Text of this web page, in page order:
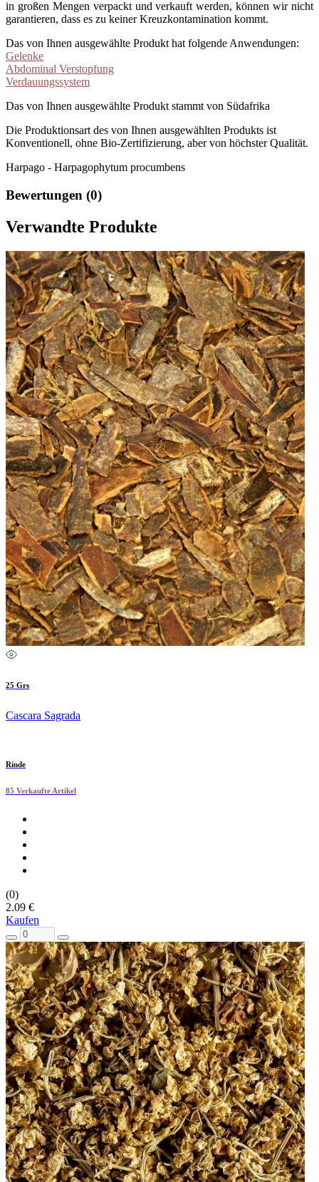
in großen Mengen verpackt und verkauft werden, können wir nicht
garantieren, dass es zu keiner Kreuzkontamination kommt.
Das von Ihnen ausgewählte Produkt hat folgende Anwendungen:
Gelenke
Abdominal Verstopfung
Verdauungssystem
Das von Ihnen ausgewählte Produkt stammt von Südafrika
Die Produktionsart des von Ihnen ausgewählten Produkts ist
Konventionell, ohne Bio-Zertifizierung, aber von höchster Qualität.
Harpago - Harpagophytum procumbens
Bewertungen (0)
Verwandte Produkte
25 Grs
Cascara Sagrada
Rinde
85 Verkaufte Artikel
(0)
2.09 €
Kaufen